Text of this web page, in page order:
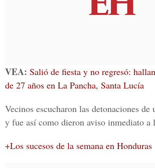
VEA: Salió de fiesta y no regresó:
de 27 años en La Pancha, Santa Lucía
Vecinos escucharon las detonaciones de
y fue así como dieron aviso inmediato a
+Los sucesos de la semana en Honduras